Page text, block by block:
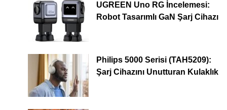
UGREEN Uno RG İncelemesi:
Robot Tasarımlı GaN Şarj Cihazı
Philips 5000 Serisi (TAH5209):
Şarj Cihazını Unutturan Kulaklık